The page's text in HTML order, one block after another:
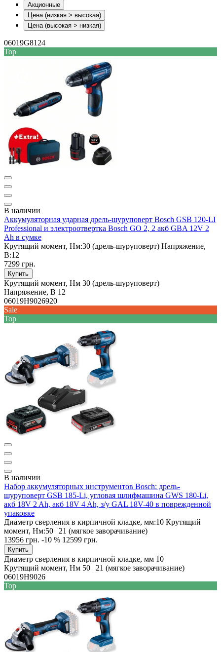
Акционные
Цена (низкая > высокая)
Цена (высокая > низкая)
06019G8124
Top
В наличии
Аккумуляторная ударная дрель-шуруповерт Bosch GSB 120-LI
Professional и электроотвертка Bosch GO 2, 2 акб GBA 12V 2
Ah в сумке
Крутящий момент, Нм:30 (дрель-шуруповерт) Напряжение,
В:12
7299 грн.
Купить
Крутящий момент, Нм 30 (дрель-шуруповерт)
Напряжение, В 12
06019H9026920
Sale
Top
В наличии
Набор аккумуляторных инструментов Bosch: дрель-
шуруповерт GSB 185-Li, угловая шлифмашина GWS 180-Li,
акб 18V 2 Ah, акб 18V 4 Ah, з/у GAL 18V-40 в поврежденной
упаковке
Диаметр сверления в кирпичной кладке, мм:10 Крутящий
момент, Нм:50 | 21 (мягкое заворачивание)
13956 грн. -10 % 12599 грн.
Купить
Диаметр сверления в кирпичной кладке, мм 10
Крутящий момент, Нм 50 | 21 (мягкое заворачивание)
06019H9026
Top